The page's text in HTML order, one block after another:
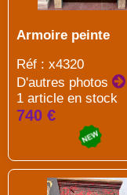
Armoire peinte
Réf : x4320
D'autres photos
1 article en stock
740 €